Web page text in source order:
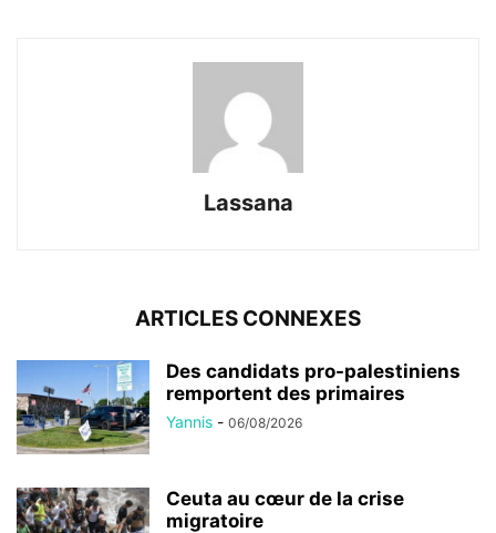
Lassana
ARTICLES CONNEXES
Des candidats pro-palestiniens
remportent des primaires
Yannis - 06/08/2026
Ceuta au cœur de la crise
migratoire